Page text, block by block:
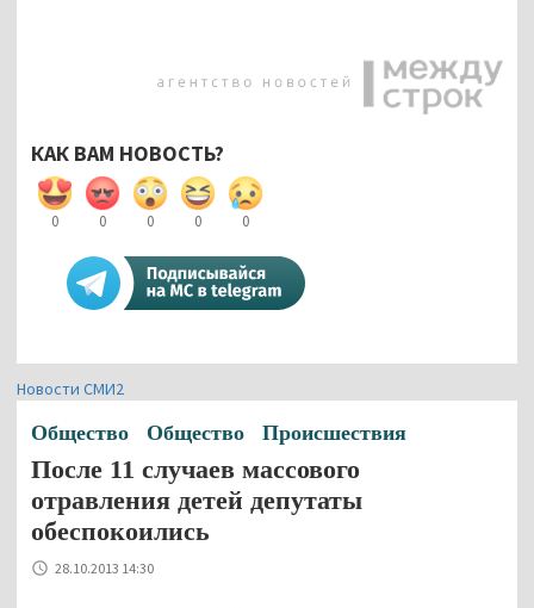
КАК ВАМ НОВОСТЬ?
0 0 0 0 0
Новости СМИ2
Общество Общество Происшествия
После 11 случаев массового
отравления детей депутаты
обеспокоились
28.10.2013 14:30